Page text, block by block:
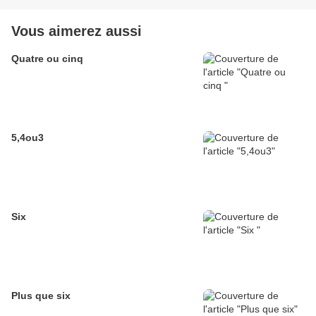
Vous aimerez aussi
Quatre ou cinq
5,4ou3
Six
Plus que six